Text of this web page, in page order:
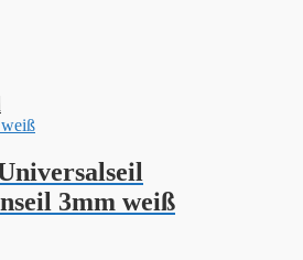
3mm weiß